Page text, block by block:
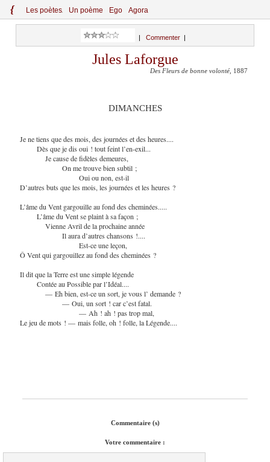
{ Les poètes Un poème Ego Agora
Commenter
Jules Laforgue
Des Fleurs de bonne volonté , 1887
DIMANCHES
Je ne tiens que des mois, des journées et des heures....
Dès que je dis oui ! tout feint l’en-exil...
Je cause de fidèles demeures,
On me trouve bien subtil ;
Oui ou non, est-il
D’autres buts que les mois, les journées et les heures ?
L’âme du Vent gargouille au fond des cheminées.....
L’âme du Vent se plaint à sa façon ;
Vienne Avril de la prochaine année
Il aura d’autres chansons !....
Est-ce une leçon,
Ô Vent qui gargouillez au fond des cheminées ?
Il dit que la Terre est une simple légende
Contée au Possible par l’Idéal....
— Eh bien, est-ce un sort, je vous l’ demande ?
— Oui, un sort ! car c’est fatal.
— Ah ! ah ! pas trop mal,
Le jeu de mots ! — mais folle, oh ! folle, la Légende....
Commentaire (s)
Votre commentaire :